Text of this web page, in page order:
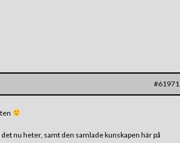
#61971
nu heter, samt den samlade kunskapen här på